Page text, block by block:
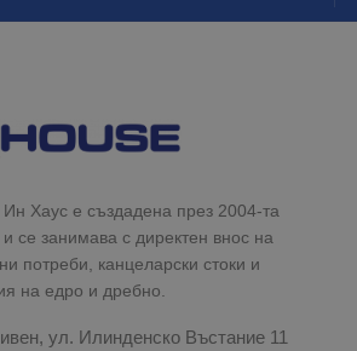
Хаус е създадена през 2004-та
и се занимава с директен внос на
потреби, канцеларски стоки и
на едро и дребно.
ул. Илинденско Въстание 11